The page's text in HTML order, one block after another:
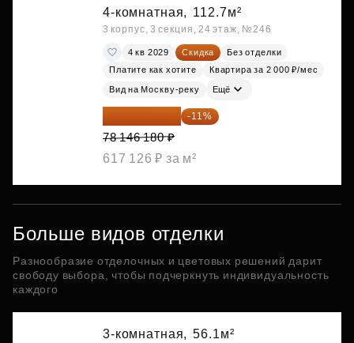
4-комнатная, 112.7м²
3 корпус, 3 секция, 24 этаж, №246
4 кв 2029 Скидка
Без отделки
Платите как хотите
Квартира за 2 000 ₽/мес
Вид на Москву-реку Ещё
69 550 100 ₽ -11%
78 146 180 ₽
617 126 ₽ за м²
Больше видов отделки
Разнообразие отделочных и цветовых решений дарит
свободу выбора, чтобы подчеркнуть индивидуальность
каждого
3-комнатная, 56.1м²